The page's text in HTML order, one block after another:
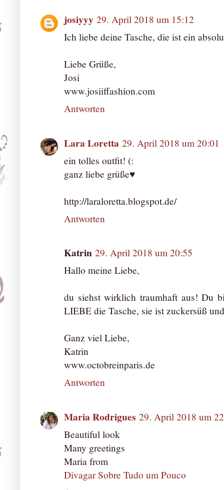
josiyyy 29. April 2018 um 15:12
Ich liebe deine Tasche, die ist ein
Liebe Grüße,
Josi
www.josiiffashion.com
Antworten
Lara Loretta 29. April 2018 um 20:01
ein tolles outfit! (:
ganz liebe grüße♥
http://laraloretta.blogspot.de/
Antworten
Katrin 29. April 2018 um 20:55
Hallo meine Liebe,
du siehst wirklich traumhaft aus! Du
LIEBE die Tasche, sie ist zuckersüß
Ganz viel Liebe,
Katrin
www.octobreinparis.de
Antworten
Maria Rodrigues 29. April 2018 um
Beautiful look
Many greetings
Maria from
Divagar Sobre Tudo um Pouco